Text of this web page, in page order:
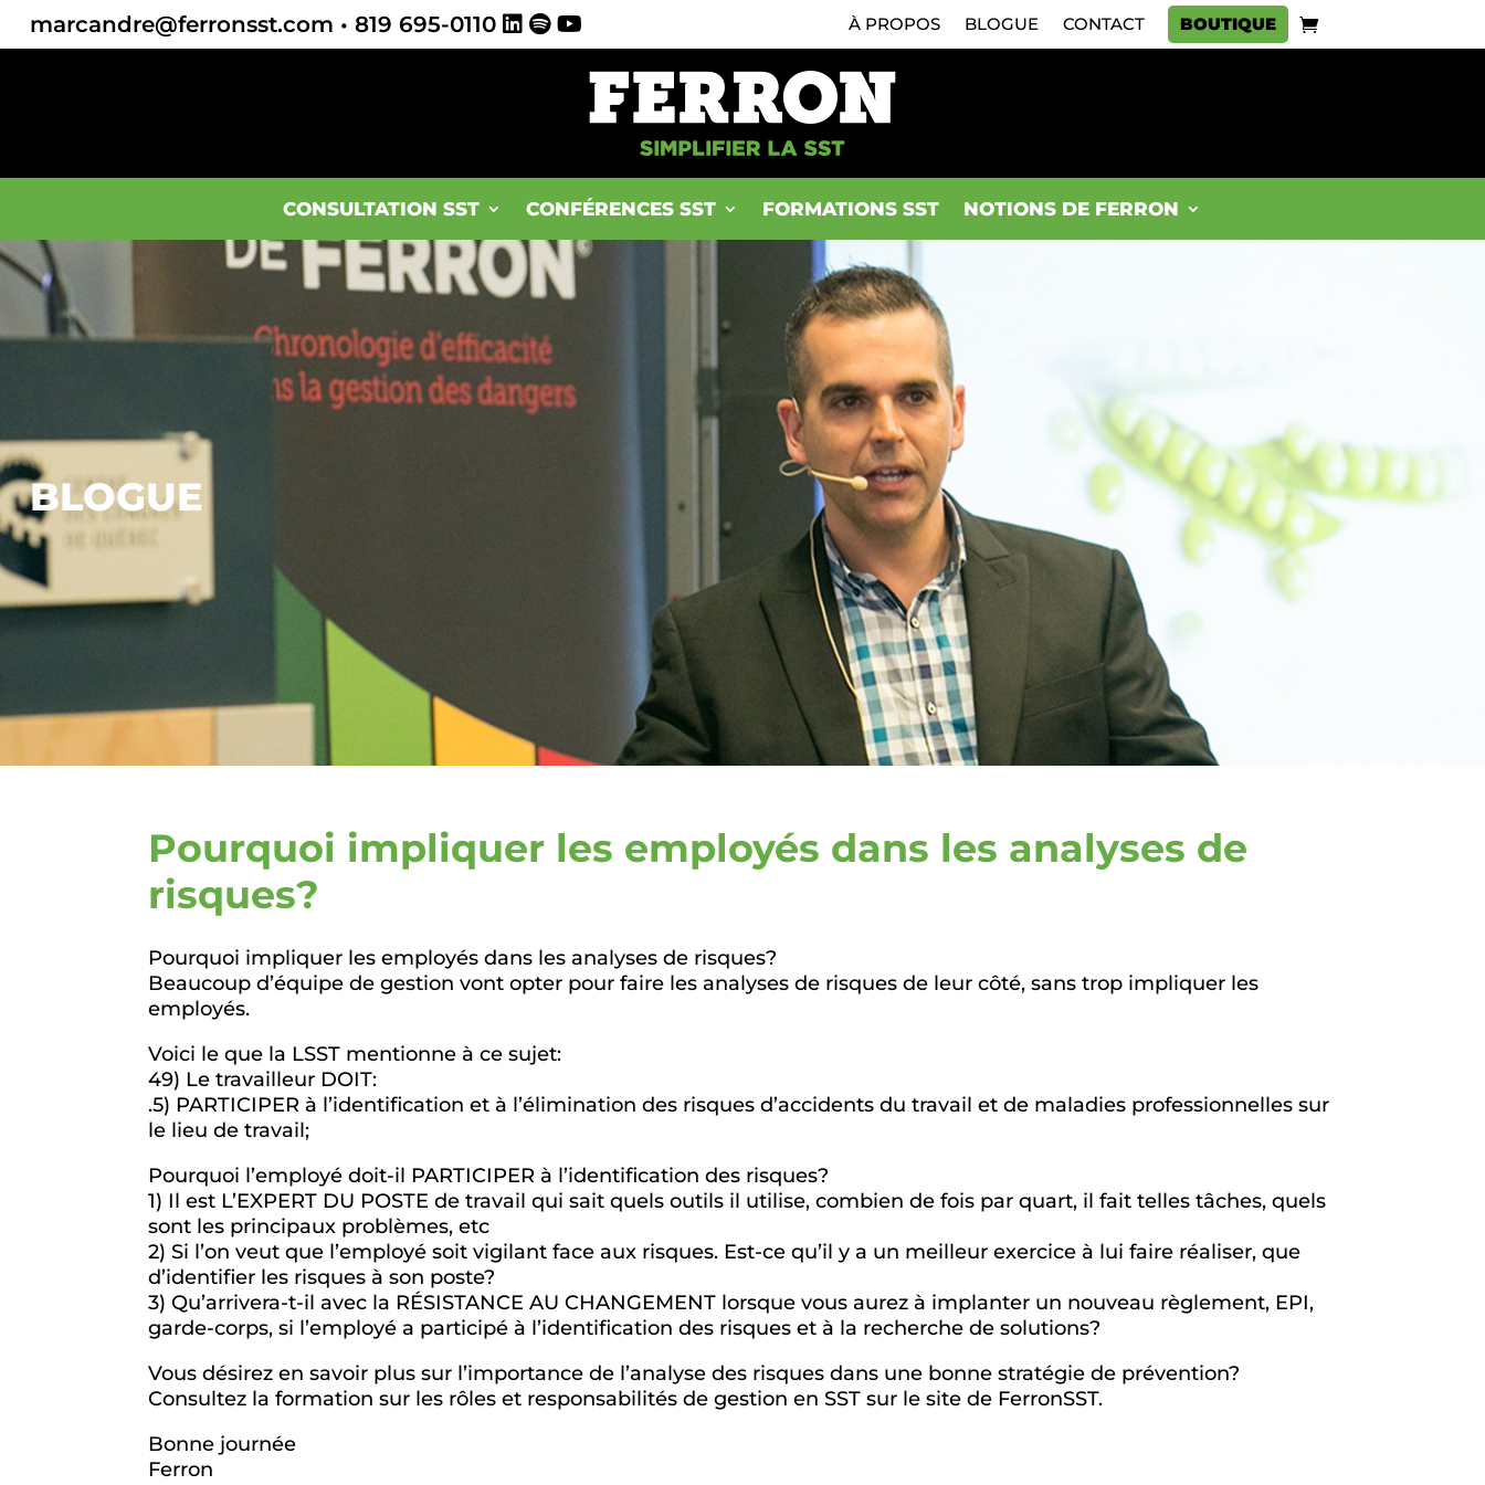
marcandre@ferronsst.com • 819 695-0110 À PROPOS BLOGUE CONTACT BOUTIQUE
CONSULTATION SST CONFÉRENCES SST FORMATIONS SST NOTIONS DE FERRON
BLOGUE
Pourquoi impliquer les employés dans les analyses de
risques?
Pourquoi impliquer les employés dans les analyses de risques?
Beaucoup d’équipe de gestion vont opter pour faire les analyses de risques de leur côté, sans trop impliquer les
employés.
Voici le que la LSST mentionne à ce sujet:
49) Le travailleur DOIT:
.5) PARTICIPER à l’identification et à l’élimination des risques d’accidents du travail et de maladies professionnelles sur
le lieu de travail;
Pourquoi l’employé doit-il PARTICIPER à l’identification des risques?
1) Il est L’EXPERT DU POSTE de travail qui sait quels outils il utilise, combien de fois par quart, il fait telles tâches, quels
sont les principaux problèmes, etc
2) Si l’on veut que l’employé soit vigilant face aux risques. Est-ce qu’il y a un meilleur exercice à lui faire réaliser, que
d’identifier les risques à son poste?
3) Qu’arrivera-t-il avec la RÉSISTANCE AU CHANGEMENT lorsque vous aurez à implanter un nouveau règlement, EPI,
garde-corps, si l’employé a participé à l’identification des risques et à la recherche de solutions?
Vous désirez en savoir plus sur l’importance de l’analyse des risques dans une bonne stratégie de prévention?
Consultez la formation sur les rôles et responsabilités de gestion en SST sur le site de FerronSST.
Bonne journée
Ferron